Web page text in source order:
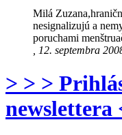
Milá
nesignalizujú a
poruchami
, 12. septembra
> > >
newslettera